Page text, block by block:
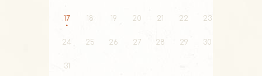
17 18 19 20 21 22 23
24 25 26 27 28 29 30
31